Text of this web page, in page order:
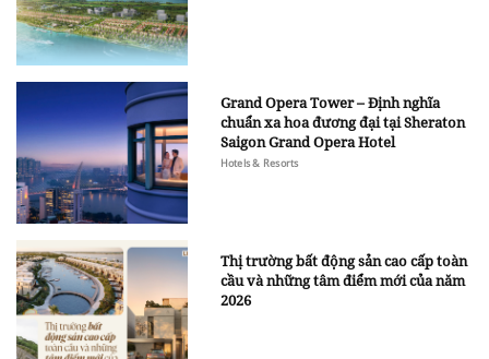
Grand Opera Tower – Định nghĩa
chuẩn xa hoa đương đại tại Sheraton
Saigon Grand Opera Hotel
Hotels & Resorts
Thị trường bất động sản cao cấp toàn
cầu và những tâm điểm mới của năm
2026